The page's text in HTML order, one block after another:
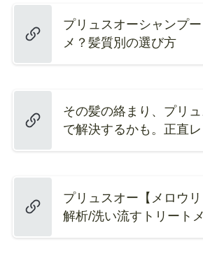
プリュスオーシャンプ
メ？髪質別の選び方
その髪の絡まり、プリ
で解決するかも。正直
プリュスオー【メロウリ
解析/洗い流すトリート